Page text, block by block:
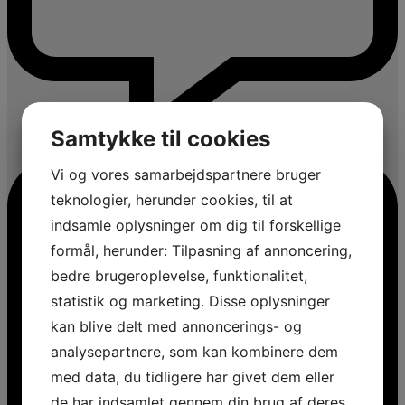
Samtykke til cookies
Vi og vores samarbejdspartnere bruger
teknologier, herunder cookies, til at
indsamle oplysninger om dig til forskellige
formål, herunder: Tilpasning af annoncering,
bedre brugeroplevelse, funktionalitet,
statistik og marketing. Disse oplysninger
kan blive delt med annoncerings- og
analysepartnere, som kan kombinere dem
med data, du tidligere har givet dem eller